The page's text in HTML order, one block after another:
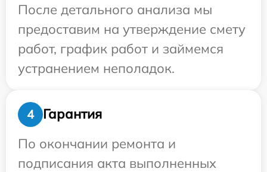
После детального анализа мы
предоставим на утверждение смету
работ, график работ и займемся
устранением неполадок.
4
Гарантия
По окончании ремонта и
подписания акта выполненных